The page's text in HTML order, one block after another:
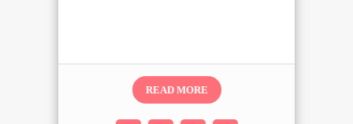
READ MORE